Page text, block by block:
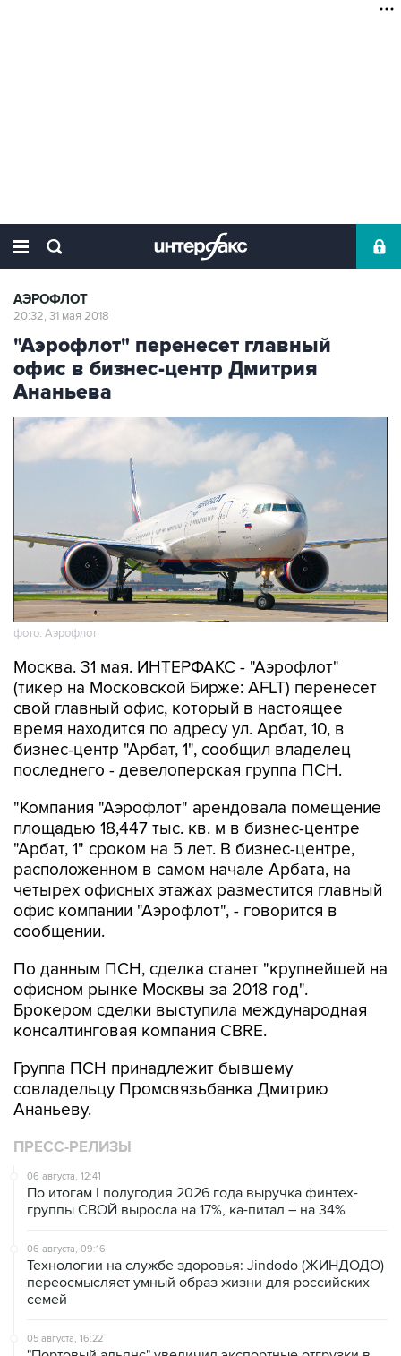
АЭРОФЛОТ
20:32, 31 мая 2018
"Аэрофлот" перенесет главный
офис в бизнес-центр Дмитрия
Ананьева
фото: Аэрофлот
Москва. 31 мая. ИНТЕРФАКС - "Аэрофлот"
(тикер на Московской Бирже: AFLT) перенесет
свой главный офис, который в настоящее
время находится по адресу ул. Арбат, 10, в
бизнес-центр "Арбат, 1", сообщил владелец
последнего - девелоперская группа ПСН.
"Компания "Аэрофлот" арендовала помещение
площадью 18,447 тыс. кв. м в бизнес-центре
"Арбат, 1" сроком на 5 лет. В бизнес-центре,
расположенном в самом начале Арбата, на
четырех офисных этажах разместится главный
офис компании "Аэрофлот", - говорится в
сообщении.
По данным ПСН, сделка станет "крупнейшей на
офисном рынке Москвы за 2018 год".
Брокером сделки выступила международная
консалтинговая компания CBRE.
Группа ПСН принадлежит бывшему
совладельцу Промсвязьбанка Дмитрию
Ананьеву.
ПРЕСС-РЕЛИЗЫ
06 августа, 12:41
По итогам I полугодия 2026 года выручка финтех-
группы СВОЙ выросла на 17%, ка-питал – на 34%
06 августа, 09:16
Технологии на службе здоровья: Jindodo (ЖИНДОДО)
переосмысляет умный образ жизни для российских
семей
05 августа, 16:22